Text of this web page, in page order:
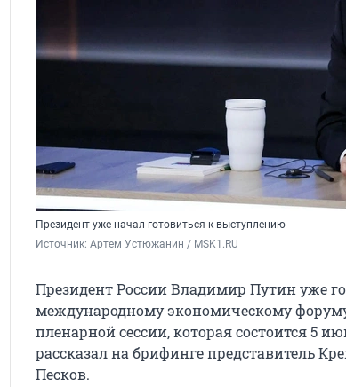
Президент уже начал готовиться к выступлению
Источник: Артем Устюжанин / MSK1.RU
Президент России Владимир Путин уже
международному экономическому
пленарной сессии, которая состоится 5
рассказал на брифинге представитель
Песков.